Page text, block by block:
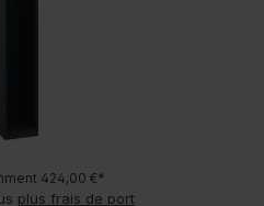
424,00 €*
plus frais de port